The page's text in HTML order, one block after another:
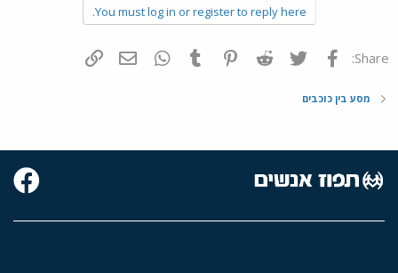
You must log in or register to reply here.
Share: פייסבוק Twitter
Reddit
Pinterest
Tumblr
WhatsAppדואר אלקטרוני
מסע בין כוכבים